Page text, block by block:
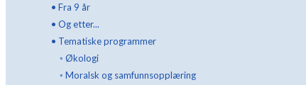
• Fra 9 år
• Og etter...
• Tematiske programmer
◦ Økologi
◦ Moralsk og samfunnsopplæring